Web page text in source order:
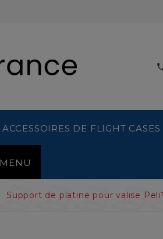
ACCESSOIRES DE FLIGHT CASES
MENU
Support de platine pour valise